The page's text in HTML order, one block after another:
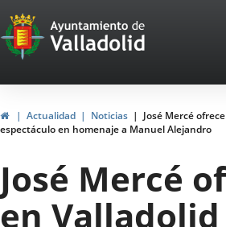
Portal
Web
del
Ayuntamiento
de
Valladolid
InicioActualidad Noticias
José Mercé
espectáculo en homenaje a Manuel Alejandro
José Mercé
en Valladolid